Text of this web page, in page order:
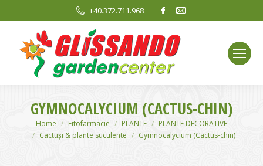
+40.372.711.968
Facebook
opens
in
new
window
Mail
window
GYMNOCALYCIUM (CACTUS-CHIN)
You are here:
Home Fitofarmacie PLANTE
PLANTE DECORATIVE
Cactuși & plante suculente
Gymnocalycium (Cactus-chin)